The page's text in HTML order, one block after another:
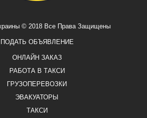
© 2018 Все Права Защищены
ПОДАТЬ ОБЪЯВЛЕНИЕ
ОНЛАЙН ЗАКАЗ
РАБОТА В ТАКСИ
ГРУЗОПЕРЕВОЗКИ
ЭВАКУАТОРЫ
ТАКСИ